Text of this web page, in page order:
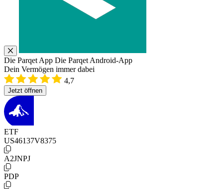
Die Parqet App Die Parqet Android-App
Dein Vermögen immer dabei
4,7
Jetzt öffnen
ETF
US46137V8375
A2JNPJ
PDP